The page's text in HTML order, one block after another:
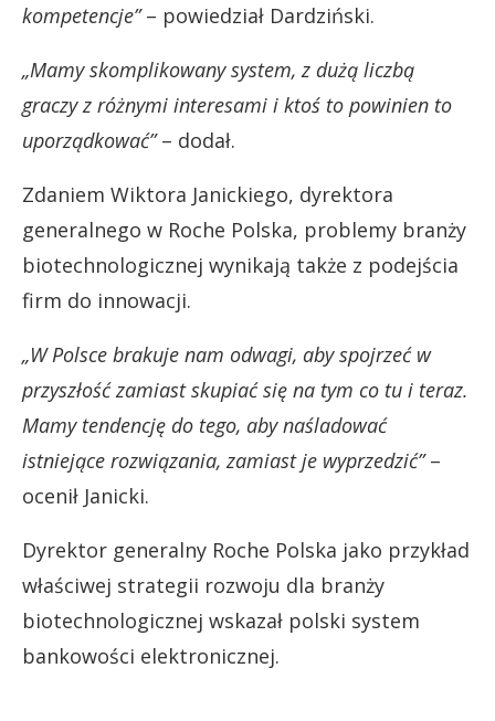
kompetencje”– powiedział Dardziński.
„Mamy skomplikowany system, z dużą liczbą
graczy z różnymi interesami i ktoś to powinien to
uporządkować”– dodał.
Zdaniem Wiktora Janickiego, dyrektora
generalnego w Roche Polska, problemy branży
biotechnologicznej wynikają także z podejścia
firm do innowacji.
„W Polsce brakuje nam odwagi, aby spojrzeć w
przyszłość zamiast skupiać się na tym co tu i teraz.
Mamy tendencję do tego, aby naśladować
istniejące rozwiązania, zamiast je wyprzedzić”–
ocenił Janicki.
Dyrektor generalny Roche Polska jako przykład
właściwej strategii rozwoju dla branży
biotechnologicznej wskazał polski system
bankowości elektronicznej.